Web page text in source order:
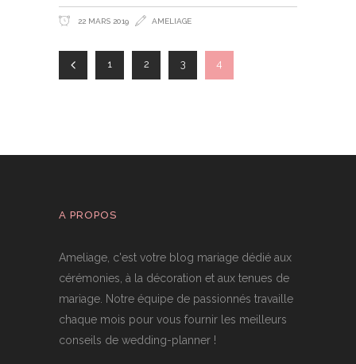
22 MARS 2019 AMELIAGE
1 2 3 4
A PROPOS
Ameliage, c'est votre blog mariage dédié aux
cérémonies, à la décoration et aux tenues de
mariage. Notre équipe de passionnés travaille
chaque mois pour vous fournir les meilleurs
conseils de wedding-planner !